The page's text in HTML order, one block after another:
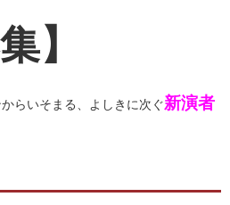
】
らいそまる、よしきに次ぐ新演者